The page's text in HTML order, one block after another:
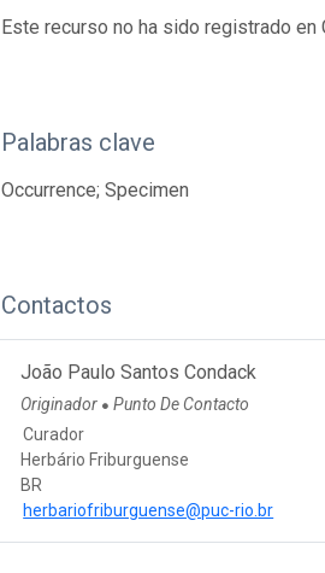
Este recurso no ha sido registrado en
Palabras clave
Occurrence; Specimen
Contactos
João Paulo Santos Condack
Originador ● Punto De Contacto
Curador
Herbário Friburguense
BR
herbariofriburguense@puc-rio.br